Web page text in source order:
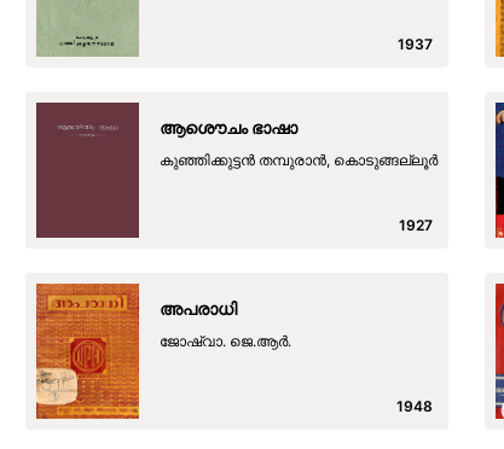
1937
ആശൌചം ഭാഷാ
കുഞ്ഞിക്കുട്ടന്‍ തമ്പുരാന്‍, കൊടുങ്ങല്ലൂര്‍
1927
അപരാധി
ജോഷ്വാ. ജെ.ആര്‍.
1948